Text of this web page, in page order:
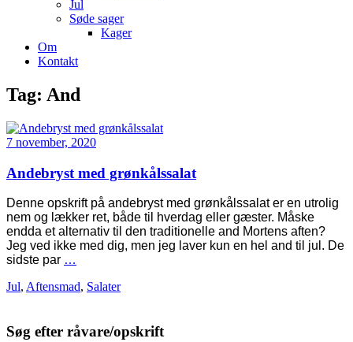
Jul
Søde sager
Kager
Om
Kontakt
Tag: And
7 november, 2020
Andebryst med grønkålssalat
Denne opskrift på andebryst med grønkålssalat er en utrolig
nem og lækker ret, både til hverdag eller gæster. Måske
endda et alternativ til den traditionelle and Mortens aften?
Jeg ved ikke med dig, men jeg laver kun en hel and til jul. De
sidste par …
Jul, Aftensmad, Salater
Søg efter råvare/opskrift